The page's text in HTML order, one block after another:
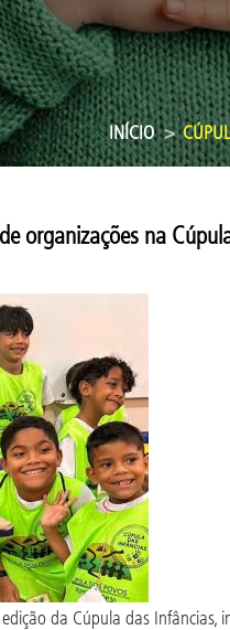
INÍCIO
organizações na
da Cúpula das